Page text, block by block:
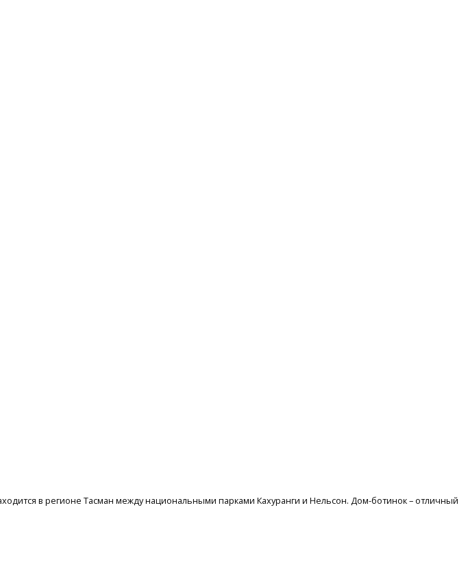
в регионе Тасман между национальными парками Кахуранги и Нельсон. Дом-ботинок – отличный